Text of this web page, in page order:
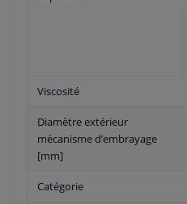
Viscosité
Diamètre extérieur
mécanisme d’embrayage
[mm]
Catégorie